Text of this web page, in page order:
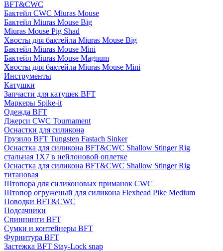
BFT&CWC
Бактейл CWC Miuras Mouse
Бактейл Miuras Mouse Big
Miuras Mouse Pig Shad
Хвосты для бактейла Miuras Mouse Big
Бактейл Miuras Mouse Mini
Бактейл Miuras Mouse Magnum
Хвосты для бактейла Miuras Mouse Mini
Инструменты
Катушки
Запчасти для катушек BFT
Маркеры Spike-it
Одежда BFT
Джерси CWC Tournament
Оснастки для силикона
Грузило BFT Tungsten Fastach Sinker
Оснастка для силикона BFT&CWC Shallow Stinger Rig
стальная 1X7 в нейлоновой оплетке
Оснастка для силикона BFT&CWC Shallow Stinger Rig
титановая
Штопора для силиконовых приманок CWC
Штопор огруженый для силикона Flexhead Pike Medium
Поводки BFT&CWC
Подсачники
Спиннинги BFT
Сумки и контейнеры BFT
Фурнитура BFT
Застежка BFT Stay-Lock snap